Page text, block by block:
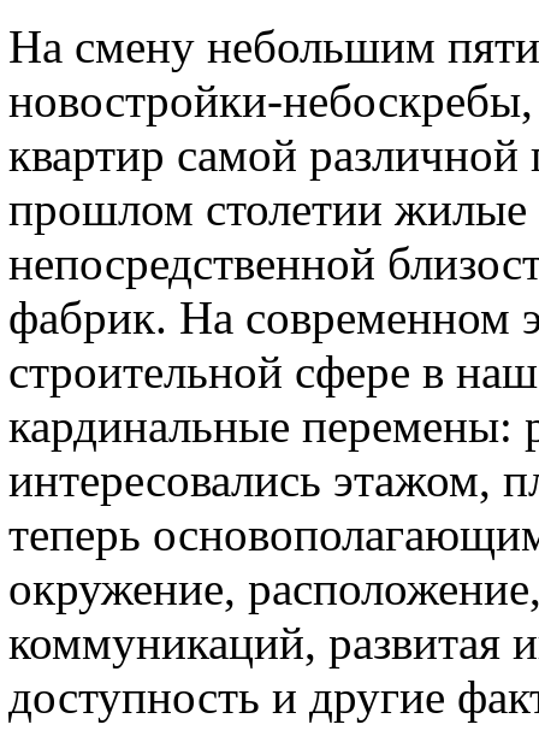
На смену небольшим
новостройки-
квартир самой
прошлом столетии жилые
непосредственной
фабрик. На современном
строительной сфере в
кардинальные перемены:
интересовались этажом,
теперь
окружение,
коммуникаций, развитая
доступность и другие